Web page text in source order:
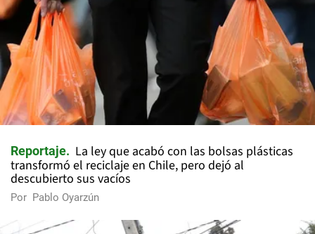
Reportaje
La ley que acabó con las bolsas plásticas
transformó el reciclaje en Chile, pero dejó al
descubierto sus vacíos
Por Pablo Oyarzún